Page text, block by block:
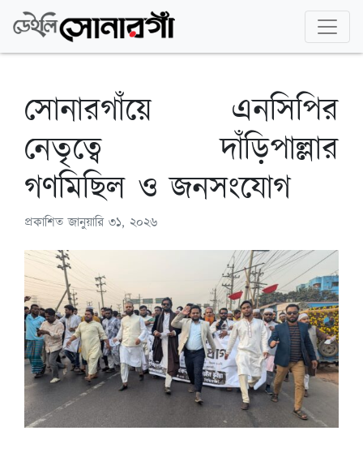
সোনারগাঁয়ে এনসিপির
নেতৃত্বে দাঁড়িপাল্লার
গণমিছিল ও জনসংযোগ
প্রকাশিতজানুয়ারি ৩১, ২০২৬